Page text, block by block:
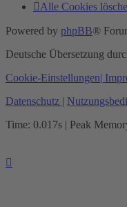
Alle Cookies
Powered by phpBB®
Deutsche Übersetzung
Cookie-Einstellungen|
Datenschutz |
Time: 0.017s | Peak